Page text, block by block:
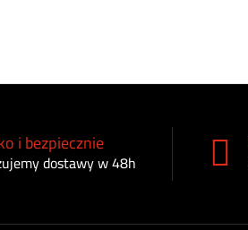
i bezpiecznie
dostawy w 48h